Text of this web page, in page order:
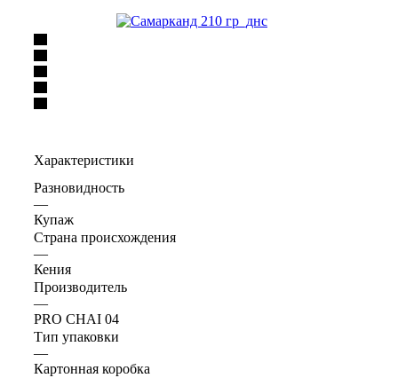
Характеристики
Разновидность
—
Купаж
Страна происхождения
—
Кения
Производитель
—
PRO CHAI 04
Тип упаковки
—
Картонная коробка